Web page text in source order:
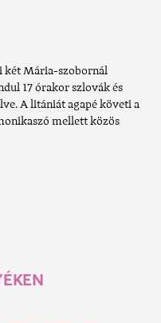
két Mária-szobornál
17 órakor szlovák és
A litániát agapé követi a
mellett közös